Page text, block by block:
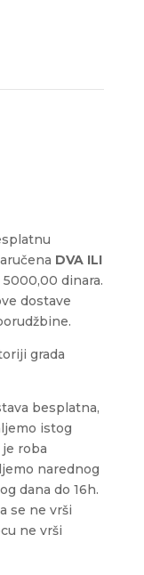
DVA ILI
dinara.
dostave
grada
besplatna,
istog
roba
narednog
dana do 16h.
se ne vrši
ne vrši